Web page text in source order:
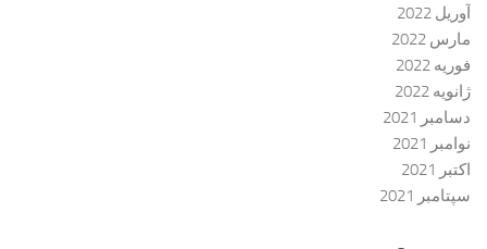
آوریل 2022
مارس 2022
فوریه 2022
ژانویه 2022
دسامبر 2021
نوامبر 2021
اکتبر 2021
سپتامبر 2021